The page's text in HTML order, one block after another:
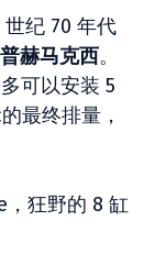
纪 70 年代
普赫马克西。
可以安装 5
最终排量，
狂野的 8 缸